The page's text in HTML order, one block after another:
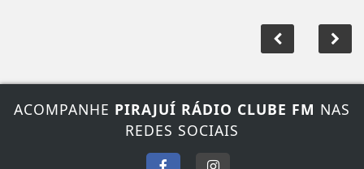
ACOMPANHE PIRAJUÍ RÁDIO CLUBE FM NAS
REDES SOCIAIS